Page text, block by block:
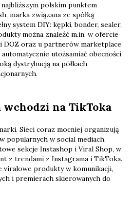
polskim punktem
marka związana ze spółką
system DIY: kępki, bonder, sealer,
można znaleźć m.in. w ofercie
DOZ oraz u partnerów marketplace
utożsamiać obecności
dystrybucją na półkach
wchodzi na TikToka
Sieci coraz mocniej organizują
popularnych w social mediach.
sekcje Instashop i Viral Shop, w
z trendami z Instagrama i TikToka.
viralowe produkty w komunikacji,
i premierach skierowanych do